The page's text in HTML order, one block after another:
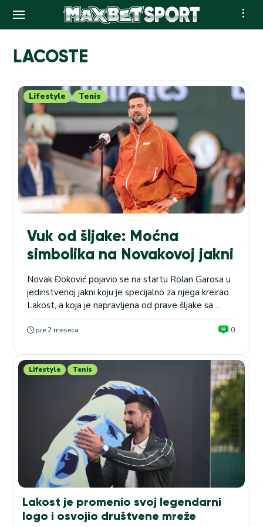
content
LACOSTE
Lifestyle Tenis
Vuk od šljake: Moćna
simbolika na Novakovoj jakni
Novak Đoković pojavio se na startu Rolan Garosa u
jedinstvenoj jakni koju je specijalno za njega kreirao
Lakost, a koja je napravljena od prave šljake sa
terena u Parizu i nosi moćnu simboliku vuka.
Simbolika vuka i pariske šljake Na svom prvom meču
privukao ogromnu pažnju ne samo...
pre 2 meseca 0
Lifestyle Tenis
Lakost je promenio svoj legendarni
logo i osvojio društvene mreže